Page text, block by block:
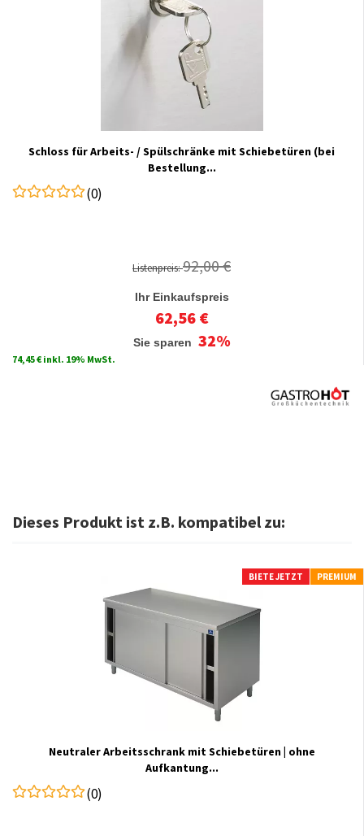
Schloss für Arbeits- / Spülschränke mit Schiebetüren (bei
Bestellung...
(0)
Listenpreis:92,00 €
Ihr Einkaufspreis
62,56 €
Sie sparen 32%
74,45 € inkl. 19% MwSt.
Dieses Produkt ist z.B. kompatibel zu:
BIETE JETZT PREMIUM
Neutraler Arbeitsschrank mit Schiebetüren | ohne
Aufkantung...
(0)